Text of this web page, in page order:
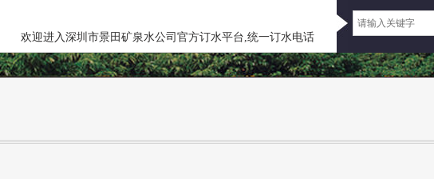
欢迎进入深圳市景田矿泉水公司官方订水平台,统一订水电话：0755-88822380